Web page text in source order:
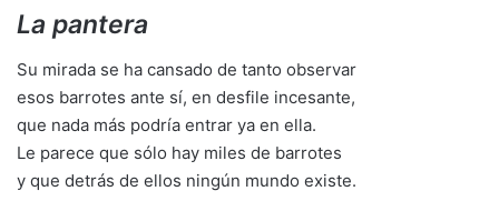
La pantera
Su mirada se ha cansado de tanto observar
esos barrotes ante sí, en desfile incesante,
que nada más podría entrar ya en ella.
Le parece que sólo hay miles de barrotes
y que detrás de ellos ningún mundo existe.